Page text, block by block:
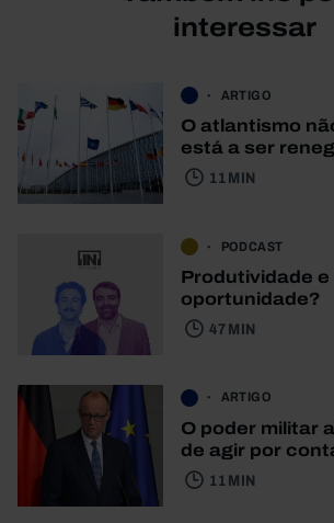
interessar
ARTIGO
O atlantismo
está a ser
11 MIN
PODCAST
Produtividade e
oportunidade?
47 MIN
ARTIGO
O poder militar
de agir por
11 MIN